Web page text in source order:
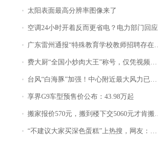
太阳表面最高分辨率图像来了
空调24小时开着反而更省电？电力部门回应
广东雷州通报“特殊教育学校教师招聘存在违规行为”：已启动问责程序 副校长被停职
费大厨“全国小炒肉大王”称号，仅凭视频评出？中国烹饪协会回应
台风“白海豚”加强！中心附近最大风力已达15级 最新研判
享界G9车型预售价公布：43.98万起
搬家报价570元，搬到楼下交5060元才肯搬上楼！女子傻眼了……
“不建议大家买深色蛋糕”上热搜，网友：天塌了！